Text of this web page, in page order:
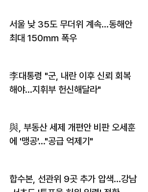
서울 낮 35도 무더위 계속…동해안
최대 150㎜ 폭우
李대통령 "군, 내란 이후 신뢰 회복
해야…지휘부 헌신해달라"
與, 부동산 세제 개편안 비판 오세훈
에 '맹공'…"공급 억제기"
합수본, 선관위 9곳 추가 압색…강남